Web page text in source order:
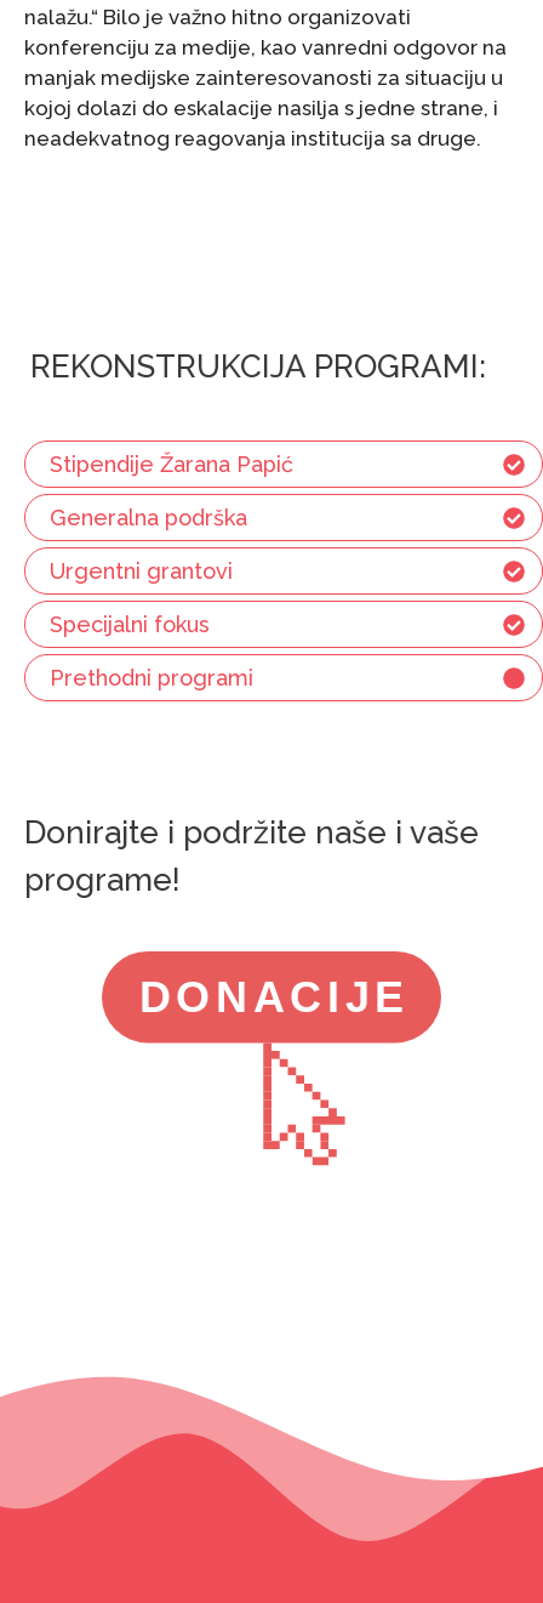
nalažu.“ Bilo je važno hitno organizovati
konferenciju za medije, kao vanredni odgovor na
manjak medijske zainteresovanosti za situaciju u
kojoj dolazi do eskalacije nasilja s jedne strane, i
neadekvatnog reagovanja institucija sa druge.
REKONSTRUKCIJA PROGRAMI:
Stipendije Žarana Papić
Generalna podrška
Urgentni grantovi
Specijalni fokus
Prethodni programi
Donirajte i podržite naše i vaše
programe!